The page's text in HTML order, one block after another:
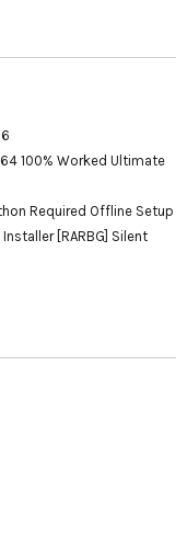
100% Worked Ultimate
Required Offline Setup
[RARBG] Silent